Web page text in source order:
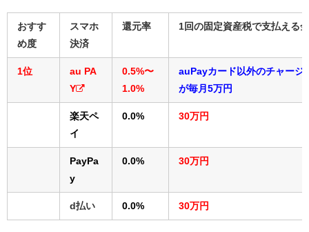
おすす
め度
スマホ
決済
還元率 1回の固定資産税で支払える
1位
au PA
Y
0.5%〜
1.0%
auPayカード以外のチャージ
が毎月5万円
楽天ペ
イ
0.0% 30万円
PayPa
y
0.0% 30万円
d払い 0.0% 30万円